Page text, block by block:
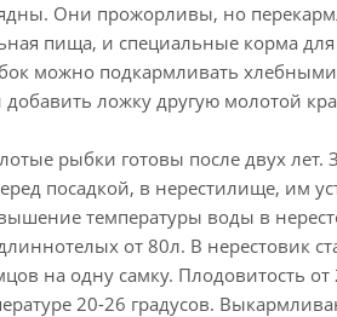
Они прожорливы, но
пища, и специальные корма
можно подкармливать
добавить ложку другую молотой
рыбки готовы после двух
посадкой, в нерестилище, им
температуры воды в
от 80л. В нерестовик
на одну самку. Плодовитость
20-26 градусов.